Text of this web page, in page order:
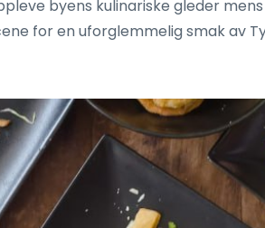
byens kulinariske gleder
for en uforglemmelig smak av